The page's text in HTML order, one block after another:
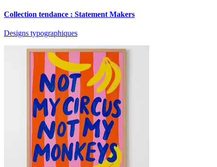
Collection tendance : Statement Makers
Designs typographiques